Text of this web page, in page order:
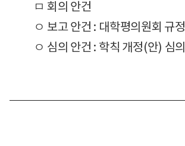
ㅁ 회의 안건
ㅇ 보고 안건 : 대학평의원회 규정
ㅇ 심의 안건 : 학칙 개정(안) 심의